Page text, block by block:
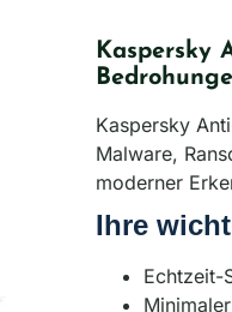
Kaspersky
Kaspersky
Malware,
moderner
Ihre
Echtzeit-